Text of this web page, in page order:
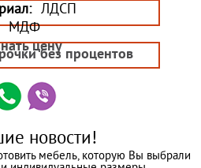
ЛДСП
МДФ
цену
без процентов
новости!
мебель, которую Вы выбрали